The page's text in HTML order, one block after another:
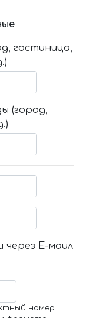
гостиница,
(город,
Е-маил
номер